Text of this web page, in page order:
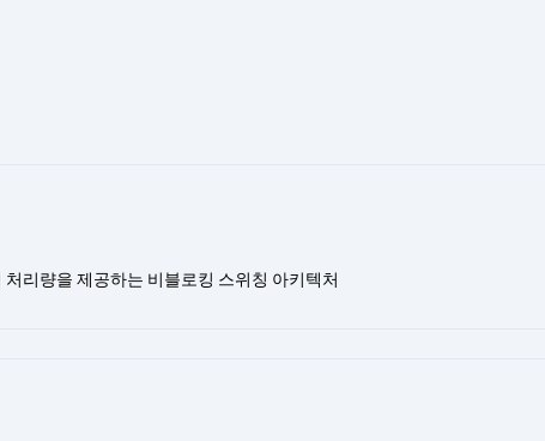
처리량을 제공하는 비블로킹 스위칭 아키텍처